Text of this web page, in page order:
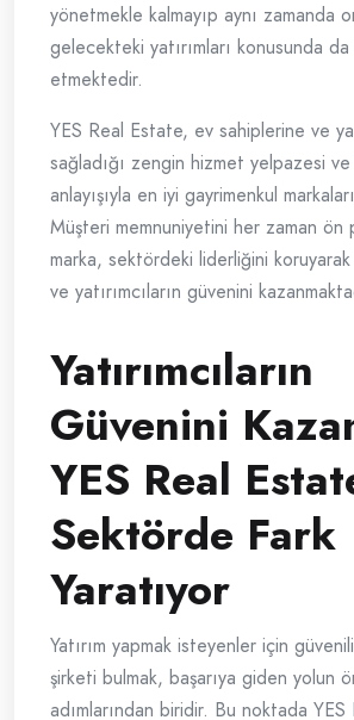
yönetmekle kalmayıp aynı zamanda
gelecekteki yatırımları konusunda
etmektedir.
YES Real Estate, ev sahiplerine ve
sağladığı zengin hizmet yelpazesi
anlayışıyla en iyi gayrimenkul
Müşteri memnuniyetini her zaman
marka, sektördeki liderliğini
ve yatırımcıların güvenini
Yatırımcıların
Güvenini
YES Real
Sektörde Fark
Yaratıyor
Yatırım yapmak isteyenler için
şirketi bulmak, başarıya giden yolun
adımlarından biridir. Bu noktada